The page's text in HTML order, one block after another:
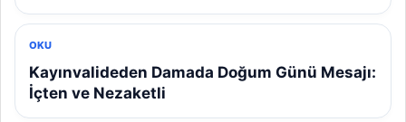
OKU
Kayınvalideden Damada Doğum Günü Mesajı:
İçten ve Nezaketli